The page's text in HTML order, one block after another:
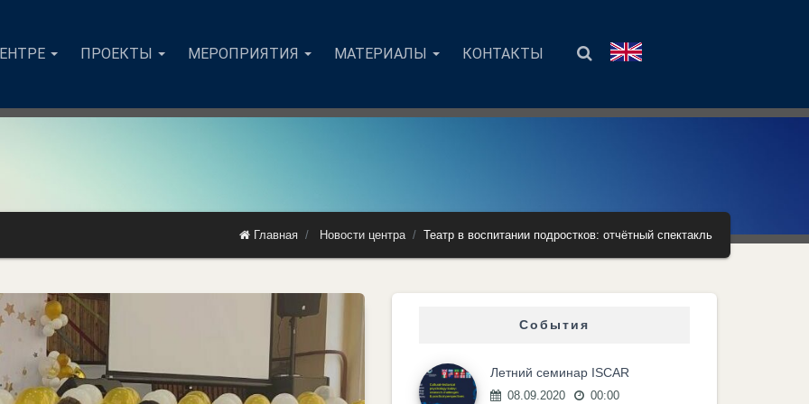
ПРОЕКТЫ МЕРОПРИЯТИЯ МАТЕРИАЛЫ КОНТАКТЫ
Главная Новости центра Театр в воспитании подростков: отчётный спектакль
События
Летний семинар ISCAR
08.09.2020 00:00